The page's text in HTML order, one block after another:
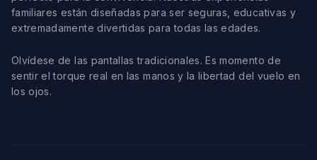
familiares están diseñadas para ser seguras, educativas y
extremadamente divertidas para todas las edades.
Olvídese de las pantallas tradicionales. Es momento de
sentir el torque real en las manos y la libertad del vuelo en
los ojos.